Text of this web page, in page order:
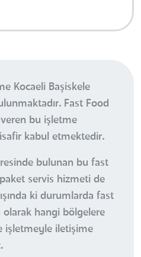
Kocaeli Başiskele
Fast Food
bu işletme
kabul etmektedir.
bulunan bu fast
servis hizmeti de
ki durumlarda fast
olarak hangi bölgelere
işletmeyle iletişime